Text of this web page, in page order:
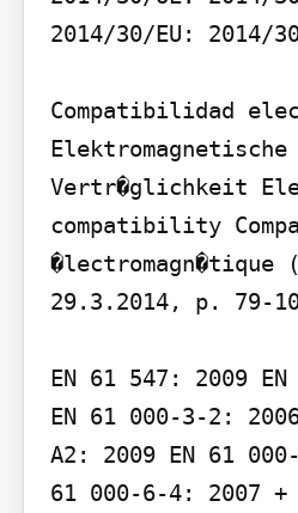
2014/30/EU: 2014/
Compatibilidad
Elektromagnetische
Vertr�glichkeit
compatibility
�lectromagn�tique
29.3.2014, p. 79-
EN 61 547: 2009
EN 61 000-3-2:
A2: 2009 EN 61
61 000-6-4: 2007 +